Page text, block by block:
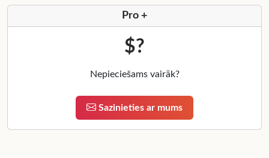
Pro +
$?
Nepieciešams vairāk?
Sazinieties ar mums